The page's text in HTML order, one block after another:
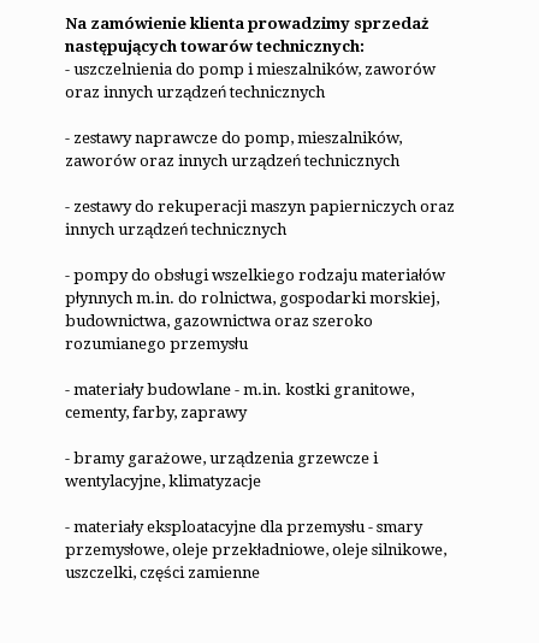
Na zamówienie klienta prowadzimy sprzedaż
następujących towarów technicznych:
- uszczelnienia do pomp i mieszalników, zaworów
oraz innych urządzeń technicznych
- zestawy naprawcze do pomp, mieszalników,
zaworów oraz innych urządzeń technicznych
- zestawy do rekuperacji maszyn papierniczych oraz
innych urządzeń technicznych
- pompy do obsługi wszelkiego rodzaju materiałów
płynnych m.in. do rolnictwa, gospodarki morskiej,
budownictwa, gazownictwa oraz szeroko
rozumianego przemysłu
- materiały budowlane - m.in. kostki granitowe,
cementy, farby, zaprawy
- bramy garażowe, urządzenia grzewcze i
wentylacyjne, klimatyzacje
- materiały eksploatacyjne dla przemysłu - smary
przemysłowe, oleje przekładniowe, oleje silnikowe,
uszczelki, części zamienne